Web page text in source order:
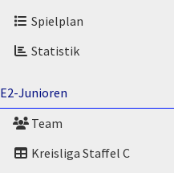
Spielplan
Statistik
E2-Junioren
Team
Kreisliga Staffel C